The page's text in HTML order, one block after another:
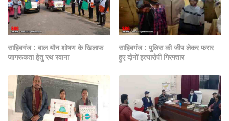
साहिबगंज : बाल यौन शोषण के खिलाफ
जागरूकता हेतु रथ रवाना
साहिबगंज : पुलिस की जीप लेकर फरार
हुए दोनों हत्यारोपी गिरफ्तार